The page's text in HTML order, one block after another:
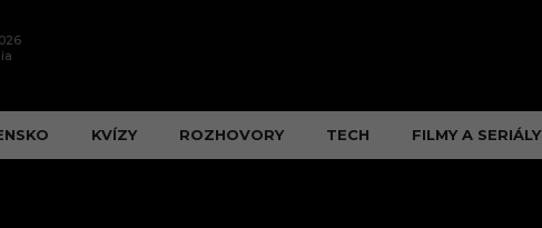
KVÍZY ROZHOVORY TECH FILMY A SERIÁLY